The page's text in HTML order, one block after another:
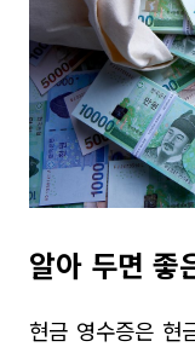
알아 두면 좋
현금 영수증은 현